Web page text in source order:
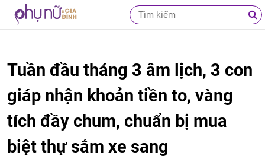
Tuần đầu tháng 3 âm lịch, 3 con
giáp nhận khoản tiền to, vàng
tích đầy chum, chuẩn bị mua
biệt thự sắm xe sang